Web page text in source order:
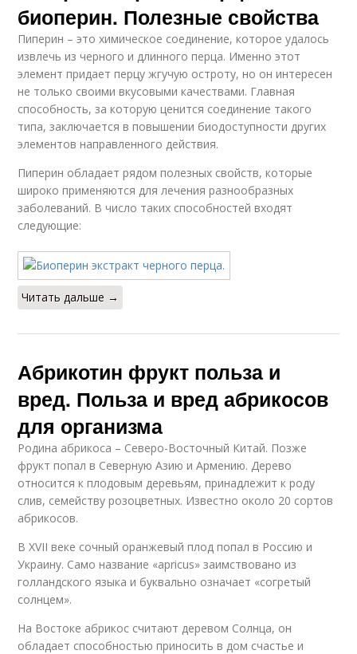
биоперин. Полезные свойства
Пиперин – это химическое соединение, которое удалось
извлечь из черного и длинного перца. Именно этот
элемент придает перцу жгучую остроту, но он интересен
не только своими вкусовыми качествами. Главная
способность, за которую ценится соединение такого
типа, заключается в повышении биодоступности других
элементов направленного действия.
Пиперин обладает рядом полезных свойств, которые
широко применяются для лечения разнообразных
заболеваний. В число таких способностей входят
следующие:
Читать дальше →
Абрикотин фрукт польза и
вред. Польза и вред абрикосов
для организма
Родина абрикоса – Северо-Восточный Китай. Позже
фрукт попал в Северную Азию и Армению. Дерево
относится к плодовым деревьям, принадлежит к роду
слив, семейству розоцветных. Известно около 20 сортов
абрикосов.
В XVII веке сочный оранжевый плод попал в Россию и
Украину. Само название «apricus» заимствовано из
голландского языка и буквально означает «согретый
солнцем».
На Востоке абрикос считают деревом Солнца, он
обладает способностью приносить в дом счастье и